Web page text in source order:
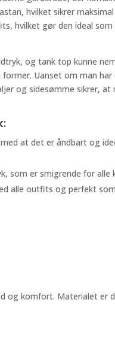
hvilket sikrer
hvilket gør den ideal
og tank top kunne
Uanset om man har
og sidesømme sikrer, at
at det er åndbart og
som er smigrende for alle
alle outfits og perfekt
og komfort. Materialet er